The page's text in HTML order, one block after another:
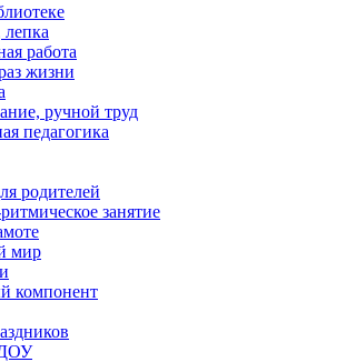
работа
жизни
ручной труд
педагогика
родителей
занятие
мир
компонент